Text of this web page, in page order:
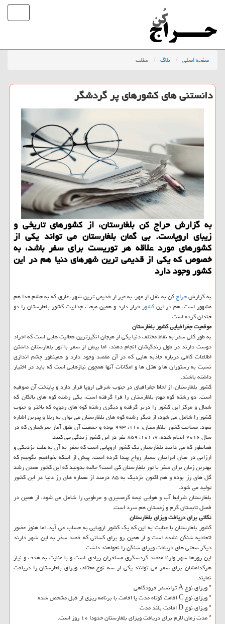
صفحه اصلی بلاگ مطلب
دانستنی های كشورهای پر گردشگر
به گزارش حراج كن بلغارستان، از كشورهای تاریخی و
زیبای اروپاست. بی گمان بلغارستان می تواند یكی از
كشورهای مورد علاقه هر توریست برای سفر باشد، به
خصوص كه یكی از قدیمی ترین شهرهای دنیا هم در این
كشور وجود دارد
به گزارشحراجكن به نقل از مهر، به غیر از قدیمی ترین شهر، غاری كه به چشم خدا هم
مشهور است، هم در اینكشور قرار دارد و همین مبحث جذابیت كشور بلغارستان را دو
چندان كرده است.
موقعیت جغرافیایی كشور بلغارستان
به طور كلی سفر به نقاط مختلف دنیا یكی از هیجان انگیزترین فعالیت هایی است كه افراد
دوست دارند در طول زندگیشان انجام دهند، اما پیش از سفر با تور بلغارستان داشتن
اطلاعات كافی درباره جاذبه هایی كه در آن مقصد وجود دارد و همینطور چشم اندازی
نسبت به رستوران ها و هتل ها و امكانات آنها همچون نیازهایی است كه باید در اختیار
داشته باشند.
كشور بلغارستان، از لحاظ جغرافیای در جنوب شرقی اروپا قرار دارد و پایتخت آن صوفیه
است. دو رشته كوه مهم بلغارستان را فرا گرفته است، یكی رشته كوه های بالكان كه
شمال و مركز این كشور را دربر گرفته و دیگری رشته كوه های ردوپه كه باختر و جنوب
كشور را شامل می شود، از دیگر رشته كوه های بلغارستان می توان به ریلا و پیرین اشاره
نمود. مساحت كشور بلغارستان، ۱۱۰، ۹۹۳ بوده و جمعیت آن طبق آمار سرشماری كه در
سال ۲۰۱۶ انجام شده، ۷، ۱۰۱، ۸۵۹ نفر در این كشور زندگی می كنند.
همانطور كه می دانید بلغارستان یك كشور اروپایی است كه سفر به آن به علت نزدیكی و
ارزانی در میان ایرانیان بسیار رواج پیدا كرده است. پیش از اینكه بخواهیم بگوییم كه
بهترین زمان برای سفر با تور بلغارستان كی است؟ جالبه بدونید كه این كشور معدن رشد
گل های رز بوده و هم اكنون نزدیك به ۸۵ درصد از عصاره های رز دنیا در این كشور
تولید می شود.
بلغارستان شرایط آب و هوایی نیمه گرمسیری و مرطوبی را شامل می شود، از همین در
فصل تابستان گرم و زمستان هم سرد است.
نكاتی برای دریافت ویزای بلغارستان
كشور بلغارستان با عنایت به این كه یك كشور اروپایی به حساب می آید، اما هنوز عضور
اتحادیه شنگن نشده است و از همین رو برای كسانی كه قصد سفر به این شهر دارند
دیگر سختی های دریافت ویزای شنگن را نخواهند داشت.
این روزها شهر وارنا مقصد گردشگری مسافران زیادی است و با عنایت به هدف و نیاز
هركدامشان برای سفر می توانند یكی از سه نوع مختلف ویزای بلغارستان را دریافت
نمایند.
* ویزای نوع A ترانسفر فرودگاهی
* ویزای نوع C اقامت كوتاه مدت یا اقامت با برنامه ریزی از قبل مشخص شده
* ویزای نوع D اقامت بلند مدت
* مدت زمان لازم برای دریافت ویزای بلغارستان حدودا ۱۰ روز است.